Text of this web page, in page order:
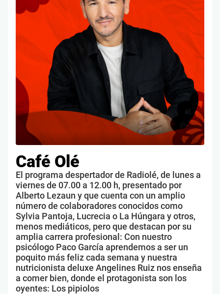
Café Olé
El programa despertador de Radiolé, de lunes a
viernes de 07.00 a 12.00 h, presentado por
Alberto Lezaun y que cuenta con un amplio
número de colaboradores conocidos como
Sylvia Pantoja, Lucrecia o La Húngara y otros,
menos mediáticos, pero que destacan por su
amplia carrera profesional: Con nuestro
psicólogo Paco García aprendemos a ser un
poquito más feliz cada semana y nuestra
nutricionista deluxe Angelines Ruiz nos enseña
a comer bien, donde el protagonista son los
oyentes: Los pipiolos